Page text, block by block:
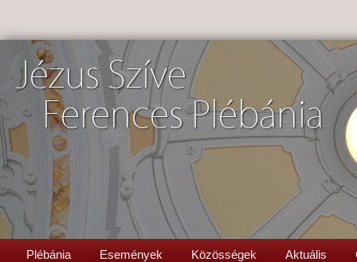
Jézus Szíve
Ferences Plébánia
Plébánia Események Közösségek Aktuális